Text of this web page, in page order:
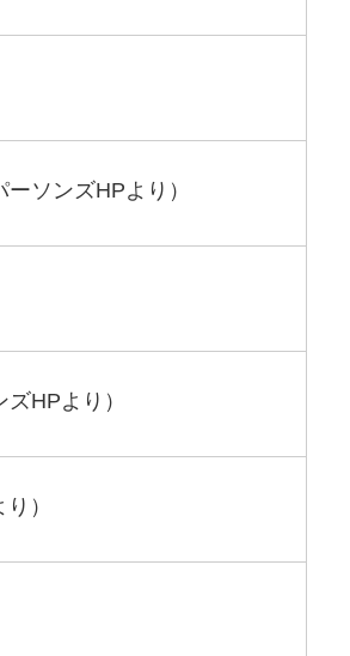
ソンズHPより）
HPより）
）